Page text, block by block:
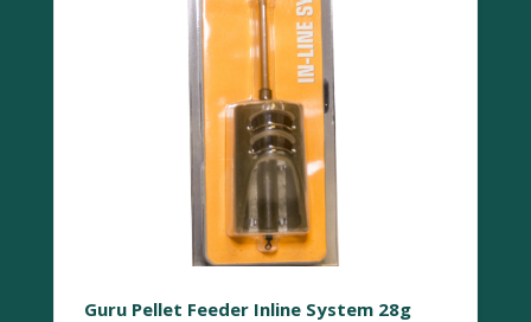
Guru Pellet Feeder Inline System 28g